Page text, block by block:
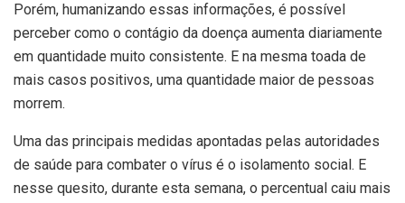
Porém, humanizando essas informações, é possível
perceber como o contágio da doença aumenta diariamente
em quantidade muito consistente. E na mesma toada de
mais casos positivos, uma quantidade maior de pessoas
morrem.
Uma das principais medidas apontadas pelas autoridades
de saúde para combater o vírus é o isolamento social. E
nesse quesito, durante esta semana, o percentual caiu mais